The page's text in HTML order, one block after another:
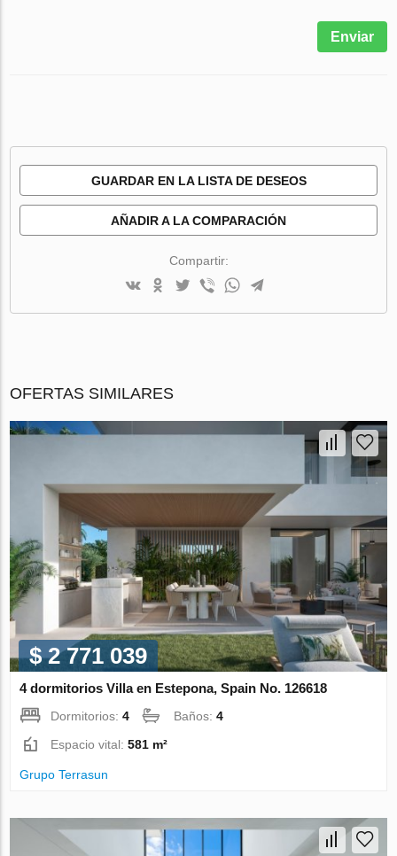
Enviar
GUARDAR EN LA LISTA DE DESEOS
AÑADIR A LA COMPARACIÓN
Compartir:
OFERTAS SIMILARES
$ 2 771 039
4 dormitorios Villa en Estepona, Spain No. 126618
Dormitorios:4 Baños:4
Espacio vital:581 m²
Grupo Terrasun